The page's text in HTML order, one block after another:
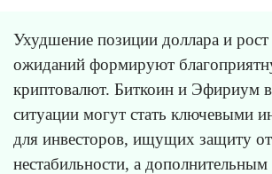
Ухудшение позиции доллара и
ожиданий формируют
криптовалют. Биткоин и Эфириум в
ситуации могут стать ключевыми
для инвесторов, ищущих защиту от
нестабильности, а дополнительным